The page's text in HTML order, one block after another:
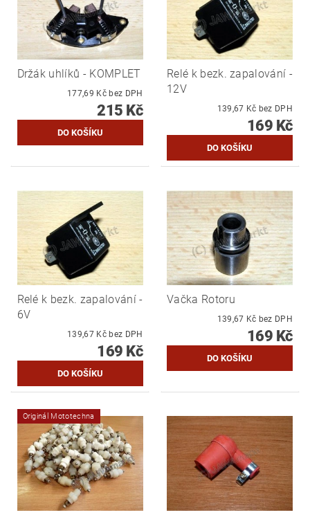
Držák uhlíků - KOMPLET
177,69 Kč bez DPH
215 Kč
Relé k bezk. zapalování -
12V
139,67 Kč bez DPH
169 Kč
Relé k bezk. zapalování -
6V
139,67 Kč bez DPH
169 Kč
Vačka Rotoru
139,67 Kč bez DPH
169 Kč
Originál Mototechna